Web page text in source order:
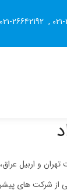
,
تهران و اربیل
از شرکت های